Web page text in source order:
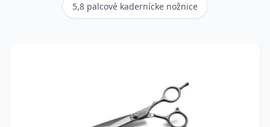
5,8 palcové kadernícke nožnice